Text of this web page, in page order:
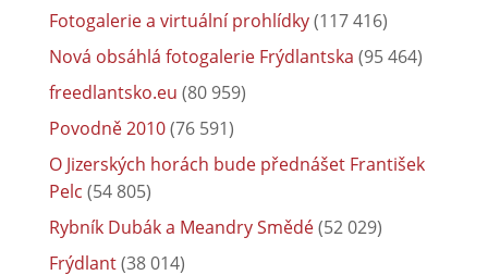
Fotogalerie a virtuální prohlídky(117 416)
Nová obsáhlá fotogalerie Frýdlantska (95 464)
freedlantsko.eu (80 959)
Povodně 2010(76 591)
O Jizerských horách bude přednášet František
Pelc (54 805)
Rybník Dubák a Meandry Smědé(52 029)
Frýdlant(38 014)